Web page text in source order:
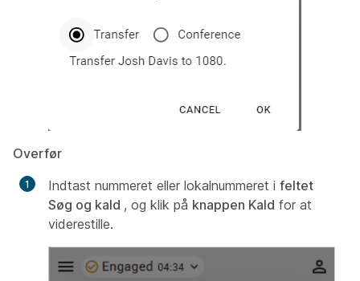
Overfør
Indtast nummeret eller lokalnummeret i feltet
Søg og kald , og klik på knappen Kald for at
viderestille.